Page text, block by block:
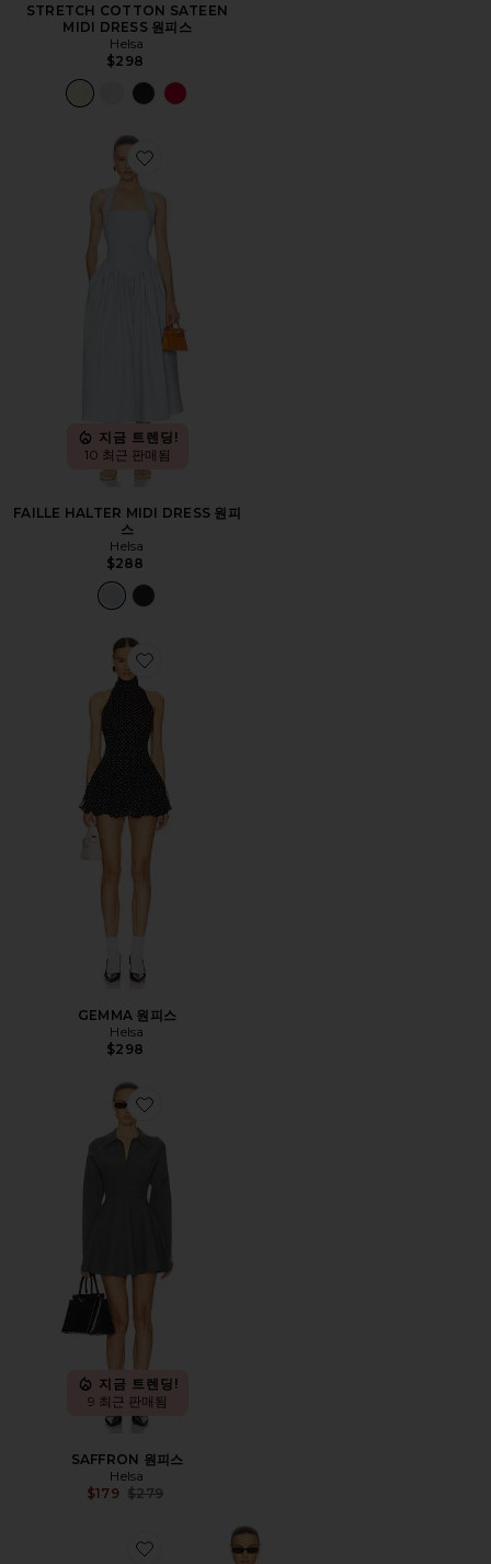
STRETCH COTTON SATEEN
MIDI DRESS 원피스
Helsa
$298
Favorite FAILLE HALTER MIDI DRESS 원피스
지금 트렌딩!
10 최근 판매됨
FAILLE HALTER MIDI DRESS 원피
스
Helsa
$288
Favorite GEMMA 원피스
GEMMA 원피스
Helsa
$298
Favorite SAFFRON 원피스
지금 트렌딩!
9 최근 판매됨
SAFFRON 원피스
Helsa
$179 Previous price:
$279